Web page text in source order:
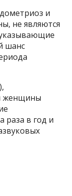
и
не являются
шанс
женщины
раза в год и